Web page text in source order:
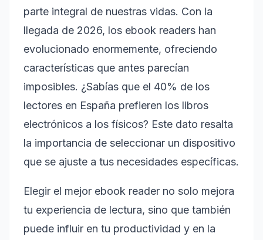
parte integral de nuestras vidas. Con la
llegada de 2026, los ebook readers han
evolucionado enormemente, ofreciendo
características que antes parecían
imposibles. ¿Sabías que el 40% de los
lectores en España prefieren los libros
electrónicos a los físicos? Este dato resalta
la importancia de seleccionar un dispositivo
que se ajuste a tus necesidades específicas.
Elegir el mejor ebook reader no solo mejora
tu experiencia de lectura, sino que también
puede influir en tu productividad y en la